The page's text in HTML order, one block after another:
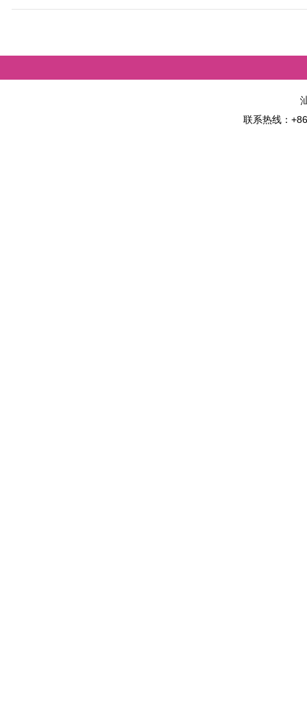
联系热线：